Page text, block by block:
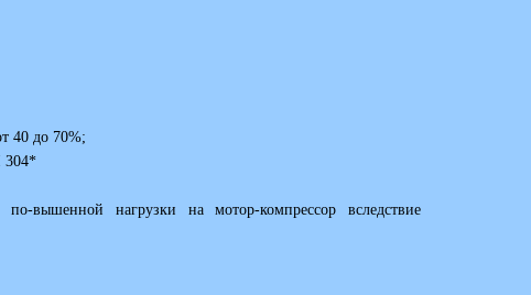
40 до 70%;
304*
по-вышенной нагрузки на мотор-компрессор вследствие